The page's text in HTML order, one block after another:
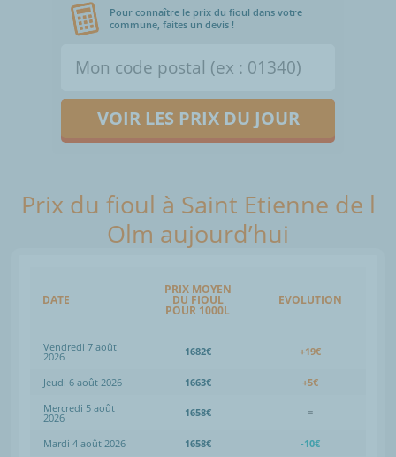
Pour connaître le prix du fioul dans votre
commune, faites un devis !
VOIR LES PRIX DU JOUR
Prix du fioul à Saint Etienne de l
Olm aujourd’hui
DATE
PRIX MOYEN
DU FIOUL
POUR 1000L
EVOLUTION
Vendredi 7 août
2026 1682€ +19€
Jeudi 6 août 2026 1663€
+5€
Mercredi 5 août
2026 1658€ =
Mardi 4 août 2026 1658€
-10€